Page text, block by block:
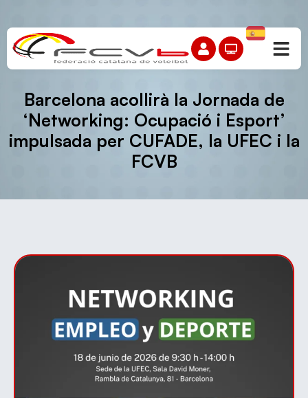
Barcelona acollirà la Jornada de
‘Networking: Ocupació i Esport’
impulsada per CUFADE, la UFEC i la
FCVB